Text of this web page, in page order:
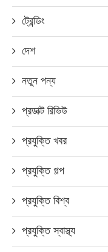
ট্রেন্ডিং
দেশ
নতুন পন্য
প্রডাক্ট রিভিউ
প্রযুক্তি খবর
প্রযুক্তি গল্প
প্রযুক্তি বিশ্ব
প্রযুক্তি স্বাস্থ্য